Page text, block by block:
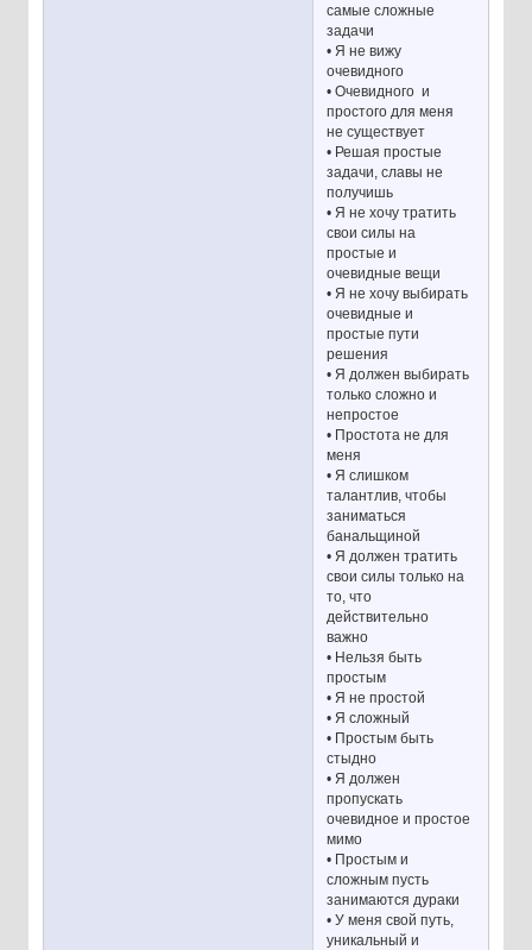
самые сложные
задачи
• Я не вижу
очевидного
• Очевидного и
простого для меня
не существует
• Решая простые
задачи, славы не
получишь
• Я не хочу тратить
свои силы на
простые и
очевидные вещи
• Я не хочу выбирать
очевидные и
простые пути
решения
• Я должен выбирать
только сложно и
непростое
• Простота не для
меня
• Я слишком
талантлив, чтобы
заниматься
банальщиной
• Я должен тратить
свои силы только на
то, что
действительно
важно
• Нельзя быть
простым
• Я не простой
• Я сложный
• Простым быть
стыдно
• Я должен
пропускать
очевидное и простое
мимо
• Простым и
сложным пусть
занимаются дураки
• У меня свой путь,
уникальный и